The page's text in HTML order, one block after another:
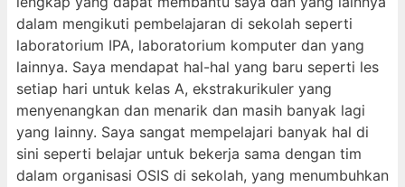
dalam mengikuti pembelajaran di sekolah seperti
laboratorium IPA, laboratorium komputer dan yang
lainnya. Saya mendapat hal-hal yang baru seperti les
setiap hari untuk kelas A, ekstrakurikuler yang
menyenangkan dan menarik dan masih banyak lagi
yang lainny. Saya sangat mempelajari banyak hal di
sini seperti belajar untuk bekerja sama dengan tim
dalam organisasi OSIS di sekolah, yang menumbuhkan